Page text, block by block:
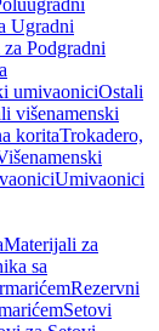
Ugradni
Podgradni
umivaoniciOstali
višenamenski
koritaTrokadero,
Umivaonici
Materijali za
sa
Rezervni
Setovi